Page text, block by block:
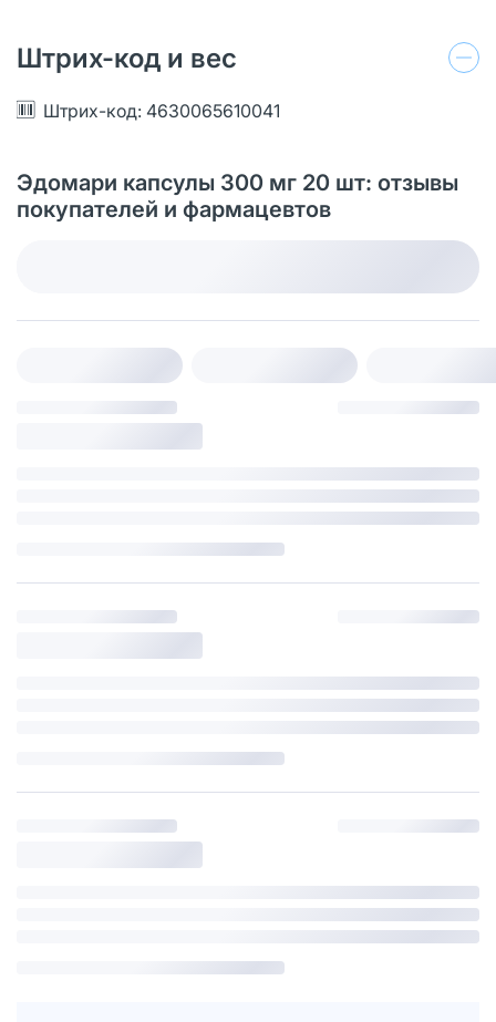
Штрих-код и вес
Штрих-код: 4630065610041
Эдомари капсулы 300 мг 20 шт: отзывы
покупателей и фармацевтов